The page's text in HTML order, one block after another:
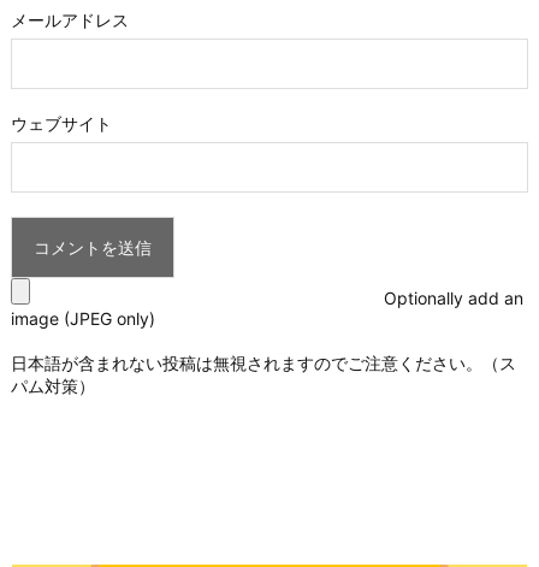
メールアドレス
ウェブサイト
Optionally add an
image (JPEG only)
日本語が含まれない投稿は無視されますのでご注意ください。（ス
パム対策）